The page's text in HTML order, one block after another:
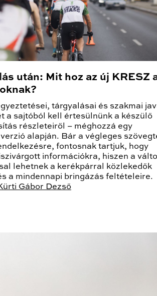
után: Mit hoz az új KRESZ
tárgyalásai és szakmai
a sajtóból kell értesülnünk a készülő
részleteiről – méghozzá egy
alapján. Bár a végleges
fontosnak tartjuk, hogy
információkra, hiszen a
lehetnek a kerékpárral közlekedők
a mindennapi bringázás feltételeire.
Gábor Dezső